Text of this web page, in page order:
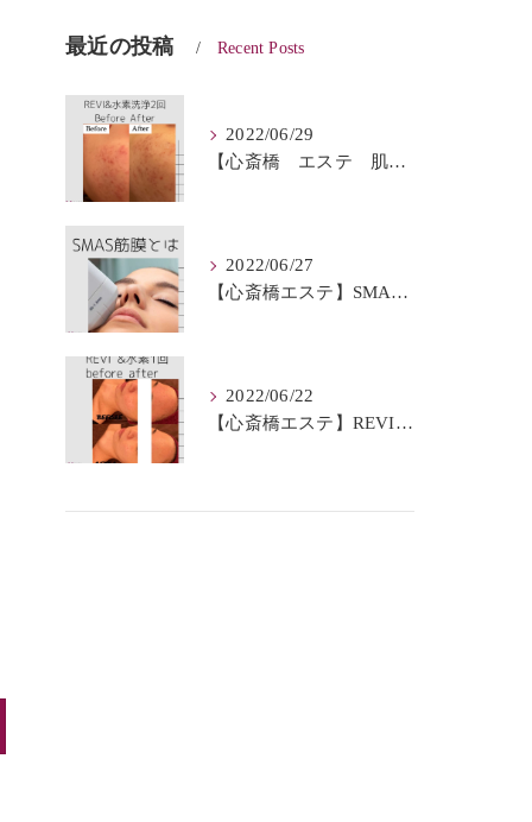
最近の投稿 Recent Posts
2022/06/29
【心斎橋 エステ 肌質改善】REVI＆ハイドロフェイシャルBeforeAfter
2022/06/27
【心斎橋エステ】SMAS筋膜とは？
2022/06/22
【心斎橋エステ】REVI＆水素BeforeAfter